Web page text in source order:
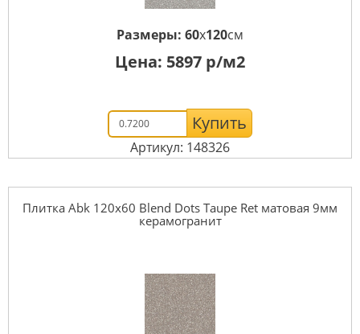
Размеры: 60x120см
Цена: 5897 р/м2
Купить
Артикул: 148326
Плитка Abk 120x60 Blend Dots Taupe Ret матовая 9мм
керамогранит